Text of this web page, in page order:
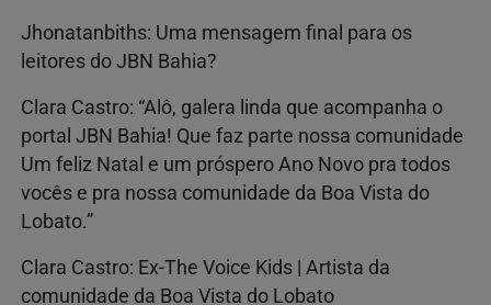
Jhonatanbiths: Uma mensagem final para os
leitores do JBN Bahia?
Clara Castro: “Alô, galera linda que acompanha o
portal JBN Bahia! Que faz parte nossa comunidade
Um feliz Natal e um próspero Ano Novo pra todos
vocês e pra nossa comunidade da Boa Vista do
Lobato.”
Clara Castro: Ex-The Voice Kids | Artista da
comunidade da Boa Vista do Lobato